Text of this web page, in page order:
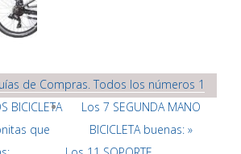
de Compras. Todos los números 1
BICICLETA
que
Los 7 SEGUNDA MANO
BICICLETA buenas: »